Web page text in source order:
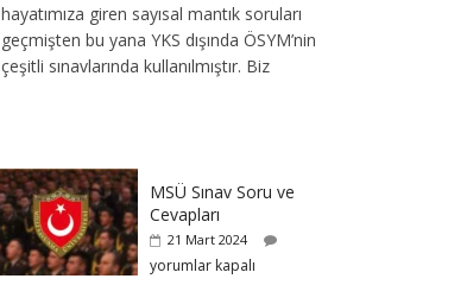
hayatımıza giren sayısal mantık soruları
geçmişten bu yana YKS dışında ÖSYM’nin
çeşitli sınavlarında kullanılmıştır. Biz
MSÜ Sınav Soru ve
Cevapları
21 Mart 2024
yorumlar kapalı